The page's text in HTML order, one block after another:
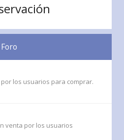
Foro
los usuarios para comprar.
venta por los usuarios